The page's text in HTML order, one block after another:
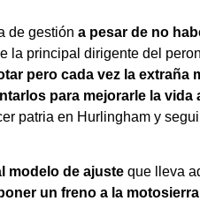
de gestión a pesar de no
la principal dirigente del
pero cada vez la extraña
para mejorarle la vida
patria en Hurlingham y
modelo de ajuste que lleva
un freno a la